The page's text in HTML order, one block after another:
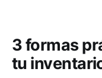
3 formas
tu